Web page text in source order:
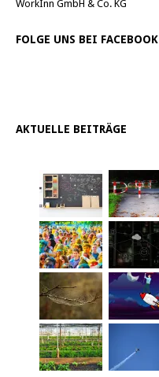
WorkInn GmbH & Co. KG
FOLGE UNS BEI FACEBOOK
AKTUELLE BEITRÄGE